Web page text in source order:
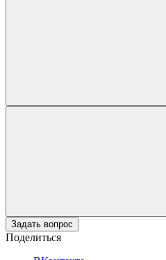
Задать вопрос
Поделиться